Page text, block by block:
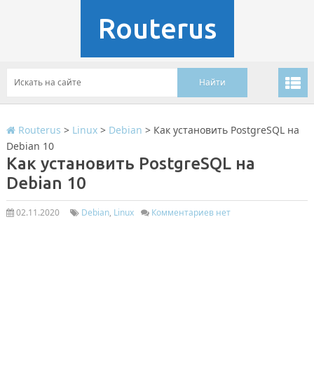
Routerus
Routerus > Linux> Debian > Как установить PostgreSQL на
Debian 10
Как установить PostgreSQL на
Debian 10
02.11.2020 Debian, Linux Комментариев нет